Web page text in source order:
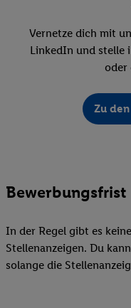
Vernetze dich mit
LinkedIn und stelle
oder
Zu
Bewerbungsfrist
In der Regel gibt es
Stellenanzeigen. Du
solange die